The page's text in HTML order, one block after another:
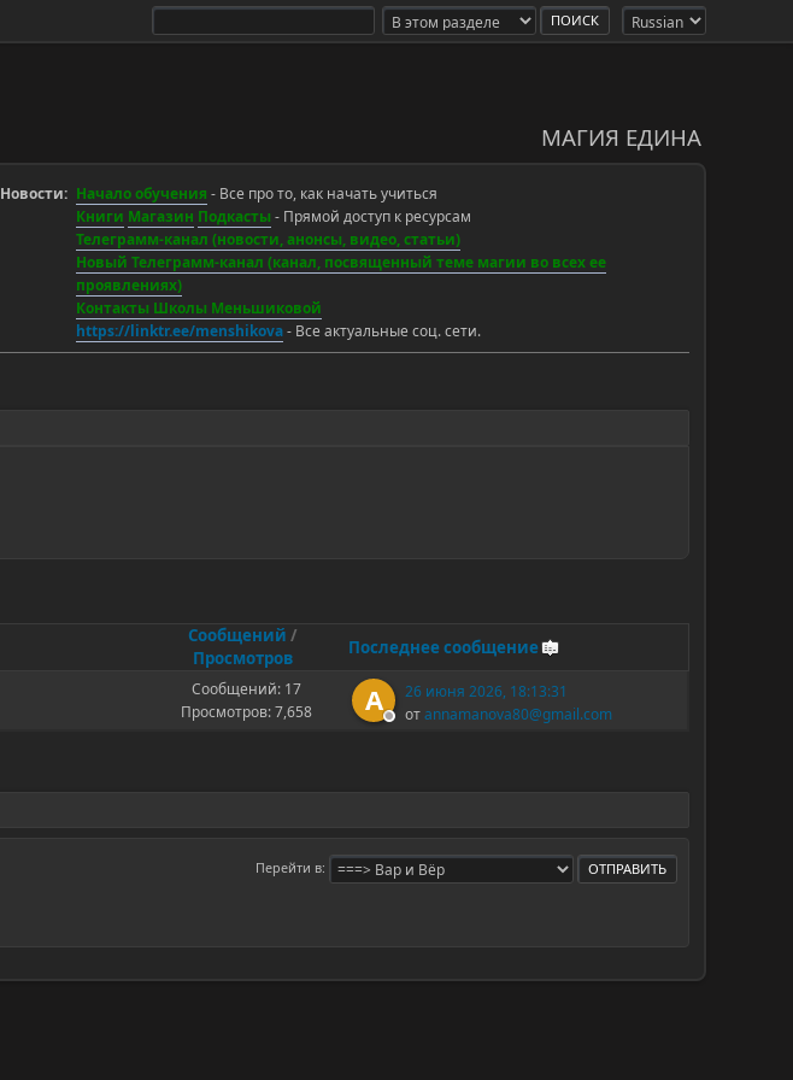
МАГИЯ ЕДИНА
Новости: Начало обучения - Все про то, как начать учиться
Книги Магазин Подкасты - Прямой доступ к ресурсам
Телеграмм-канал (новости, анонсы, видео, статьи)
Новый Телеграмм-канал (канал, посвященный теме магии во всех ее
проявлениях)
Контакты Школы Меньшиковой
https://linktr.ee/menshikova- Все актуальные соц. сети.
Сообщений /
Просмотров
Последнее сообщение
A
Сообщений: 17
Просмотров: 7,658
26 июня 2026, 18:13:31
отannamanova80@gmail.com
Перейти в